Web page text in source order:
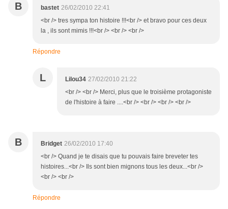
B bastet 26/02/2010 22:41
<br /> tres sympa ton histoire !!!<br /> et bravo pour ces deux
la , ils sont mimis !!!<br /> <br /> <br />
Répondre
L Lilou34 27/02/2010 21:22
<br /> <br /> Merci, plus que le troisième protagoniste
de l'histoire à faire ....<br /> <br /> <br /> <br />
B Bridget 26/02/2010 17:40
<br /> Quand je te disais que tu pouvais faire breveter tes
histoires...<br /> Ils sont bien mignons tous les deux...<br />
<br /> <br />
Répondre